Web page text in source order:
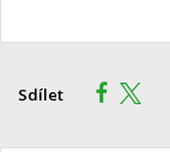
Sdílet